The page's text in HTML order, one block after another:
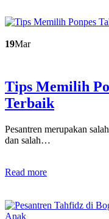
19Mar
Tips Memilih
Terbaik
Pesantren merupakan
dan salah…
Read more